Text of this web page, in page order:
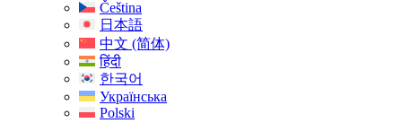
Čeština
日本語
中文 (简体)
हिंदी
한국어
Українська
Polski